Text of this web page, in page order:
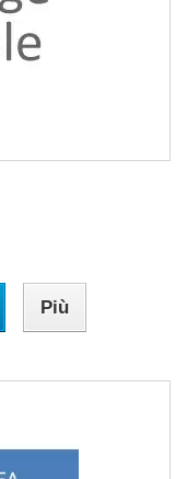
Più